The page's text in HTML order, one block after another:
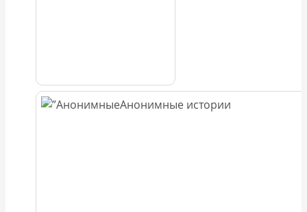
Анонимные истории